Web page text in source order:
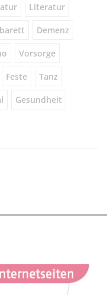
Literatur
Demenz
Vorsorge
Feste Tanz
Gesundheit